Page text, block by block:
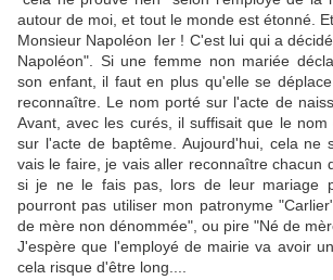
autour de moi, et tout le monde est étonné.
Monsieur Napoléon Ier ! C'est lui qui a
Napoléon". Si une femme non mariée
son enfant, il faut en plus qu'elle se
reconnaître. Le nom porté sur l'acte de
Avant, avec les curés, il suffisait que le
sur l'acte de baptême. Aujourd'hui, cela ne
vais le faire, je vais aller reconnaître chacun
si je ne le fais pas, lors de leur mariage
pourront pas utiliser mon patronyme
de mère non dénommée", ou pire "Né de
J'espère que l'employé de mairie va avoir
cela risque d'être long....